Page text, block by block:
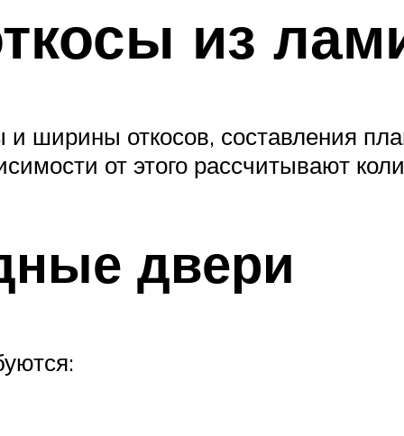
из
ширины откосов, составления
от этого рассчитывают
двери